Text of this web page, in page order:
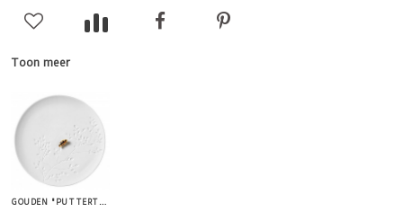
Toon meer
GOUDEN "PUTTERTJE" BORDJE